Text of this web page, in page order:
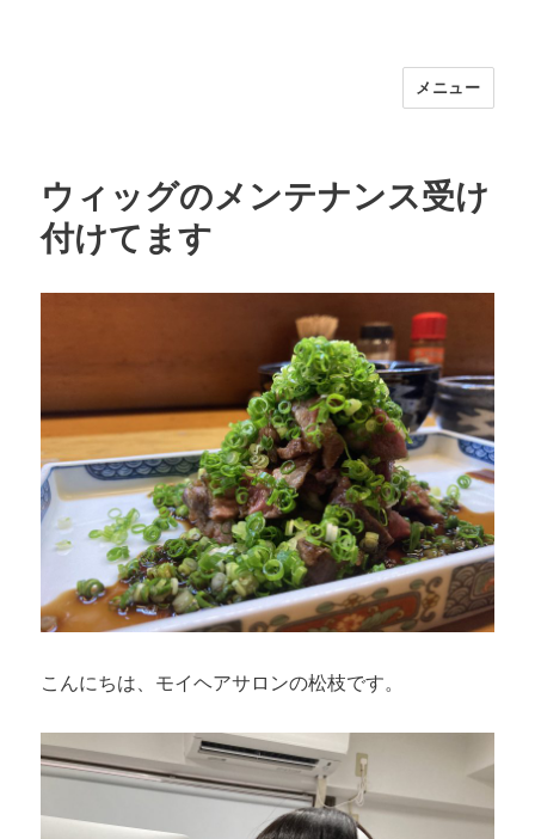
福岡｜天神/今泉/薬院の美容室｜moi
30代からの大人の本気ケアサロン｜オ
フィシャルサイト｜福岡天神エリアで
早朝7時から深夜24時まで営業｜天然
メニュー
ウィッグのメンテナンス受け
付けてます
こんにちは、モイヘアサロンの松枝です。